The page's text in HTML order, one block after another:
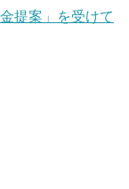
提案」を受けて